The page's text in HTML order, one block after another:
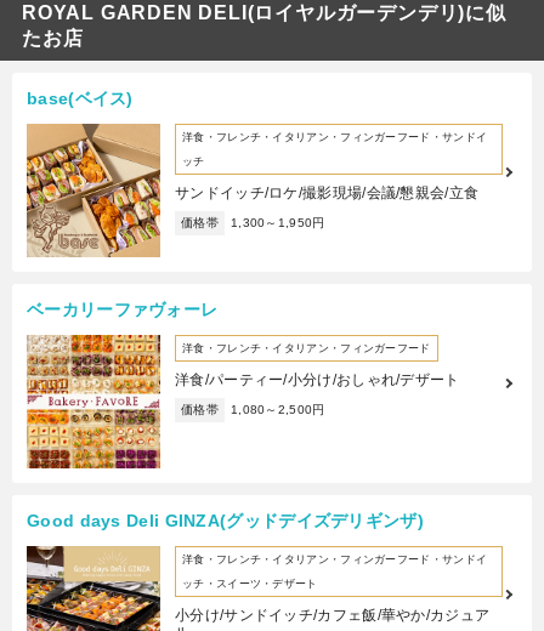
ROYAL GARDEN DELI(ロイヤルガーデンデリ)に似
たお店
base(ベイス)
洋食・フレンチ・イタリアン・フィンガーフード・サンドイ
ッチ
サンドイッチ/ロケ/撮影現場/会議/懇親会/立食
価格帯 1,300～1,950円
ベーカリーファヴォーレ
洋食・フレンチ・イタリアン・フィンガーフード
洋食/パーティー/小分け/おしゃれ/デザート
価格帯 1,080～2,500円
Good days Deli GINZA(グッドデイズデリギンザ)
洋食・フレンチ・イタリアン・フィンガーフード・サンドイ
ッチ・スイーツ・デザート
小分け/サンドイッチ/カフェ飯/華やか/カジュア